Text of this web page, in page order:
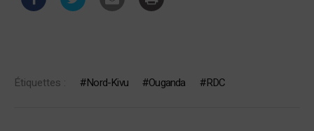
Étiquettes : Nord-Kivu Ouganda RDC